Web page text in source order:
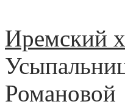
Иремский
Романовой